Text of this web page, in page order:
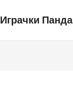
Играчки Панда